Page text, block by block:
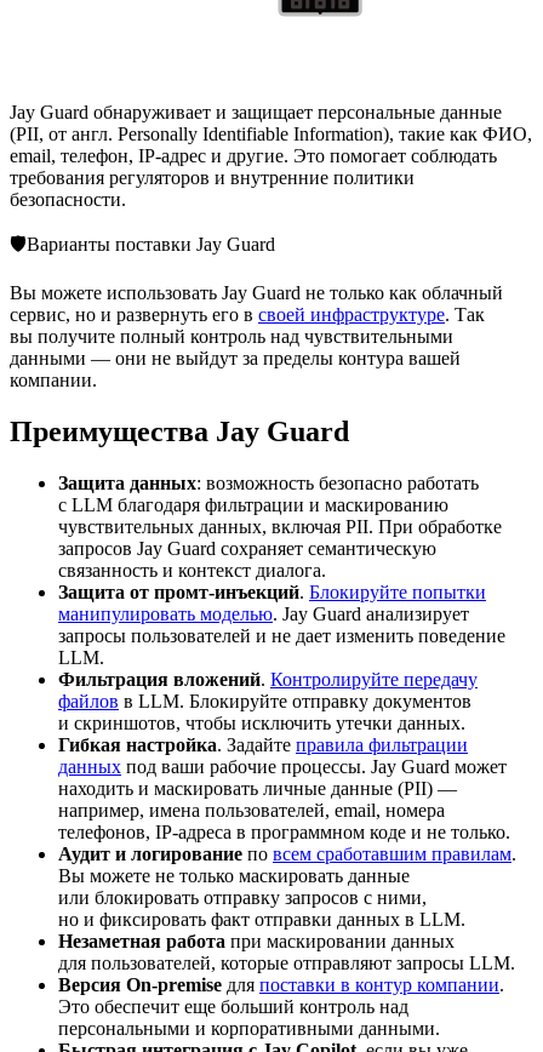
Jay Guard обнаруживает и защищает персональные данные
(PII, от англ. Personally Identifiable Information), такие как ФИО,
email, телефон, IP-адрес и другие. Это помогает соблюдать
требования регуляторов и внутренние политики
безопасности.
🛡Варианты поставки Jay Guard
Вы можете использовать Jay Guard не только как облачный
сервис, но и развернуть его в своей инфраструктуре. Так
вы получите полный контроль над чувствительными
данными — они не выйдут за пределы контура вашей
компании.
Преимущества Jay Guard
Защита данных: возможность безопасно работать
с LLM благодаря фильтрации и маскированию
чувствительных данных, включая PII. При обработке
запросов Jay Guard сохраняет семантическую
связанность и контекст диалога.
Защита от промт-инъекций. Блокируйте попытки
манипулировать моделью. Jay Guard анализирует
запросы пользователей и не дает изменить поведение
LLM.
Фильтрация вложений. Контролируйте передачу
файлов в LLM. Блокируйте отправку документов
и скриншотов, чтобы исключить утечки данных.
Гибкая настройка. Задайте правила фильтрации
данных под ваши рабочие процессы. Jay Guard может
находить и маскировать личные данные (PII) —
например, имена пользователей, email, номера
телефонов, IP-адреса в программном коде и не только.
Аудит и логирование по всем сработавшим правилам.
Вы можете не только маскировать данные
или блокировать отправку запросов с ними,
но и фиксировать факт отправки данных в LLM.
Незаметная работа при маскировании данных
для пользователей, которые отправляют запросы LLM.
Версия On-premise для поставки в контур компании.
Это обеспечит еще больший контроль над
персональными и корпоративными данными.